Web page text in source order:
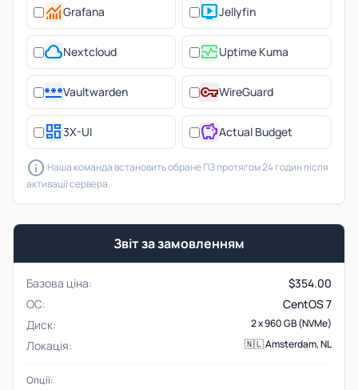
monitoringGrafana live_tvJellyfin
cloudNextcloud monitor_heartUptime Kuma
passwordVaultwarden vpn_keyWireGuard
dashboard3X-UI savingsActual Budget
info Наша команда встановить обране ПЗ протягом 24 годин після
активації сервера.
Звіт за замовленням
Базова ціна: $354.00
ОС:
CentOS 7
Диск:
2 x 960 GB (NVMe)
Локація: 🇳🇱 Amsterdam, NL
Опції: